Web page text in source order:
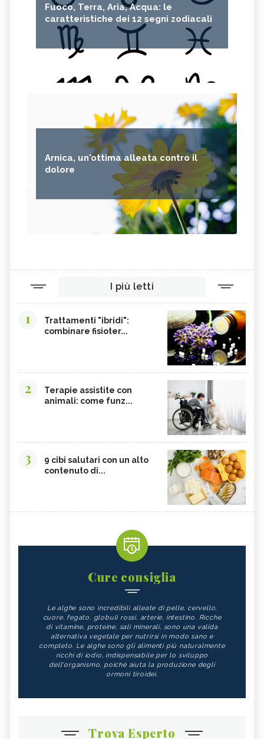
Fuoco, Terra, Aria, Acqua: le
caratteristiche dei 12 segni zodiacali
Arnica, un'ottima alleata contro il
dolore
I più letti
1
Trattamenti "ibridi":
combinare fisioter...
2
Terapie assistite con
animali: come funz...
3
9 cibi salutari con un alto
contenuto di...
Cure consiglia
Le alghe sono incredibili alleate di pelle, cervello,
cuore, fegato, globuli rossi, arterie, intestino. Ricche
di vitamine, proteine, sali minerali, sono una valida
alternativa vegetale per nutrirsi in modo sano e
completo. Le alghe sono gli alimenti più naturalmente
ricchi di iodio, indispensabile per lo sviluppo
dell'organismo, poiché aiuta la produzione degli
ormoni tiroidei.
Trova Esperto